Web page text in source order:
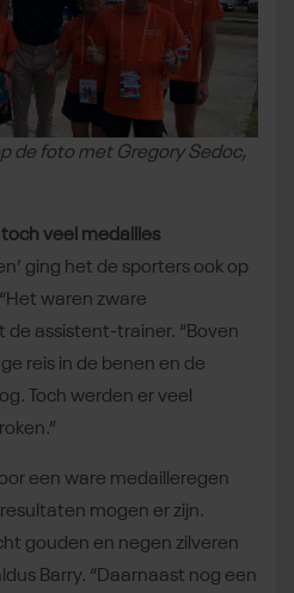
de foto met Gregory Sedoc,
veel medailles
ging het de sporters ook op
waren zware
assistent-trainer. “Boven
reis in de benen en de
Toch werden er veel
een ware medailleregen
mogen er zijn.
gouden en negen zilveren
Barry. “Daarnaast nog een